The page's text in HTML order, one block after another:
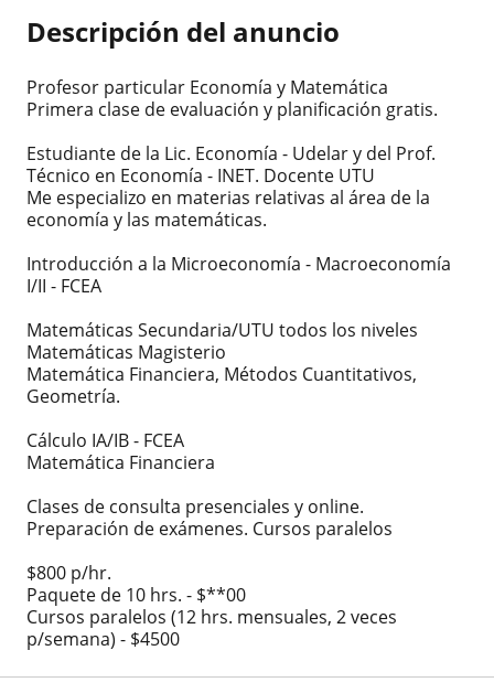
Descripción del anuncio
Profesor particular Economía y Matemática
Primera clase de evaluación y planificación gratis.
Estudiante de la Lic. Economía - Udelar y del Prof.
Técnico en Economía - INET. Docente UTU
Me especializo en materias relativas al área de la
economía y las matemáticas.
Introducción a la Microeconomía - Macroeconomía
I/II - FCEA
Matemáticas Secundaria/UTU todos los niveles
Matemáticas Magisterio
Matemática Financiera, Métodos Cuantitativos,
Geometría.
Cálculo IA/IB - FCEA
Matemática Financiera
Clases de consulta presenciales y online.
Preparación de exámenes. Cursos paralelos
$800 p/hr.
Paquete de 10 hrs. - $**00
Cursos paralelos (12 hrs. mensuales, 2 veces
p/semana) - $4500